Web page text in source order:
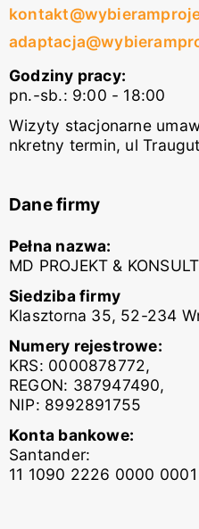
Godziny pracy:
pn.-sb.: 9:00 - 18:00
Wizyty stacjonarne
nkretny termin, ul
Dane firmy
Pełna nazwa:
MD PROJEKT &
Siedziba firmy
Klasztorna 35, 52-234
Numery rejestrowe:
KRS: 0000878772,
REGON: 387947490,
NIP: 8992891755
Konta bankowe:
Santander:
11 1090 2226 0000